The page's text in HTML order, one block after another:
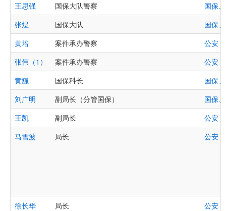
王思强
国保大队警察
国保
张煜
国保大队
国保
黄培
案件承办警察
公安
张伟（1）
案件承办警察
公安
黄巍
国保科长
国保
刘广明
副局长（分管国保）
国保
王凯
副局长
公安
马雪波
局长 公安
徐长华 局长
公安